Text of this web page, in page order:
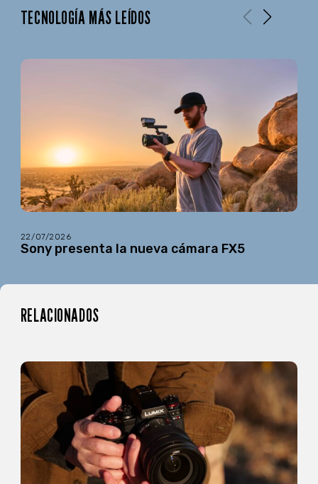
TECNOLOGÍA MÁS LEÍDOS
22/07/2026
Sony presenta la nueva cámara FX5
RELACIONADOS